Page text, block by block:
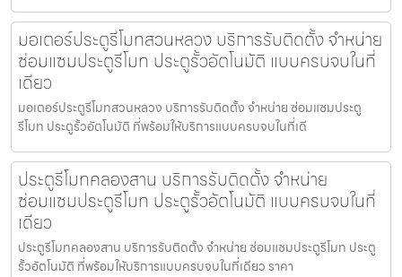
มอเตอร์ประตูรีโมทสวนหลวง บริการรับติดตั้ง จำหน่าย
ซ่อมแซมประตูรีโมท ประตูรั้วอัตโนมัติ แบบครบจบในที่
เดียว
มอเตอร์ประตูรีโมทสวนหลวง บริการรับติดตั้ง จำหน่าย ซ่อมแซมประตู
รีโมท ประตูรั้วอัตโนมัติ ที่พร้อมให้บริการแบบครบจบในที่เดี
ประตูรีโมทคลองสาน บริการรับติดตั้ง จำหน่าย
ซ่อมแซมประตูรีโมท ประตูรั้วอัตโนมัติ แบบครบจบในที่
เดียว
ประตูรีโมทคลองสาน บริการรับติดตั้ง จำหน่าย ซ่อมแซมประตูรีโมท ประตู
รั้วอัตโนมัติ ที่พร้อมให้บริการแบบครบจบในที่เดียว ราคา